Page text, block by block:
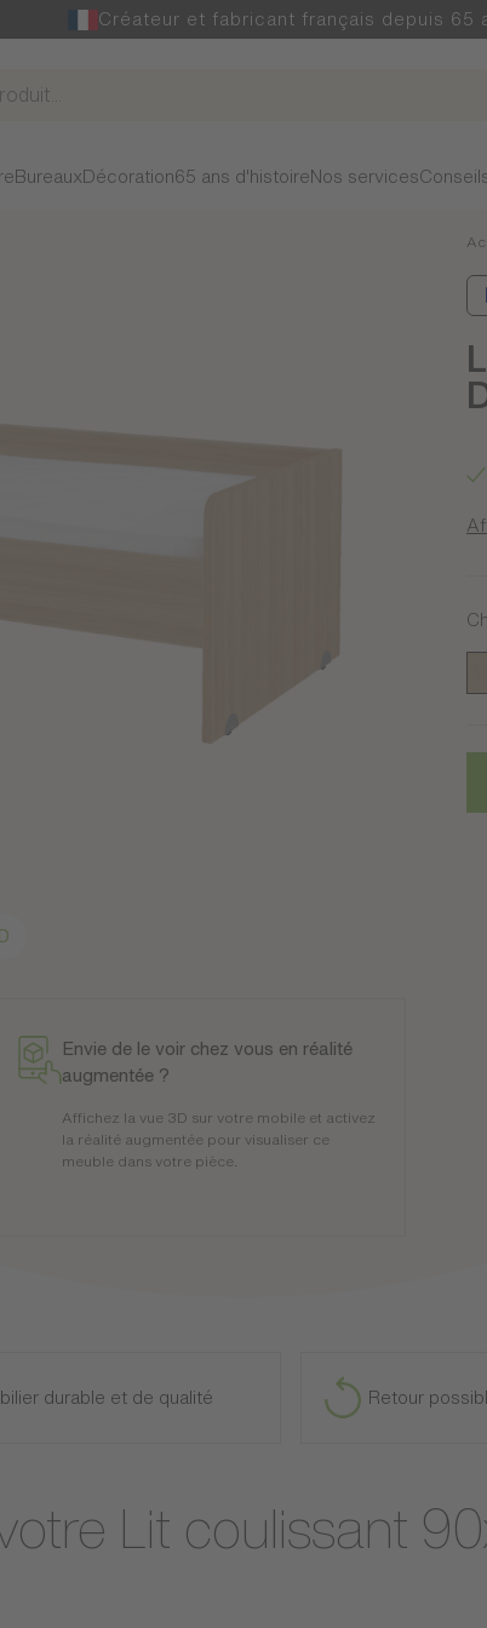
Créateur et fabricant français depuis 65
Bureaux Décoration65 ans d'histoire Nos services
Envie de le voir chez vous en réalité
augmentée ?
Affichez la vue 3D sur votre mobile et activez
la réalité augmentée pour visualiser ce
meuble dans votre pièce.
durable et de qualité Retour
Lit coulissant